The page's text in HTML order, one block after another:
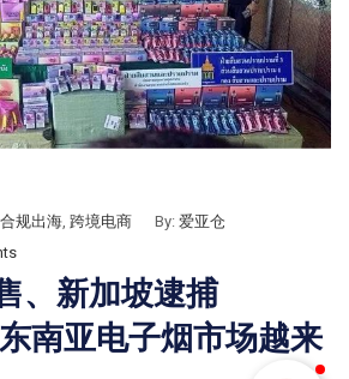
合规出海 跨境电商 By: 爱亚仓
、新加坡逮捕
南亚电子烟市场越来